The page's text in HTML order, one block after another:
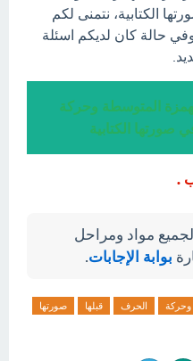
الكتابية، نتمنى لكم
حالة كان لديكم اسئلة
المتوسطة وحركة
صورتها الكتابية
.
مواد ومراحل
بوابة الإجابات.
وحركة الحرف قبلها
صورتها